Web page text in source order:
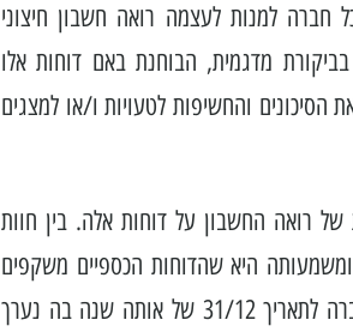
חברה למנות לעצמה רואה חשבון חיצוני
מדגמית, הבוחנת באם דוחות אלו
והחשיפות לטעויות ו/או למצגים
רואה החשבון על דוחות אלה. בין חוות
היא שהדוחות הכספיים משקפים
נכונה על פי רואה החשבון את המצב הכספי של החברה לתאריך 31/12 של אותה שנה בה נערך